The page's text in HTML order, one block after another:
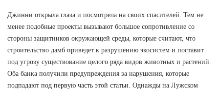
Джинни открыла глаза и посмотрела на своих спасителей. Тем не
менее подобные проекты вызывают большое сопротивление со
стороны защитников окружающей среды, которые считают, что
строительство дамб приведет к разрушению экосистем и поставит
под угрозу существование целого ряда видов животных и растений.
Оба банка получили предупреждения за нарушения, которые
подпадают под первую часть этой статьи. Однажды на Лужском